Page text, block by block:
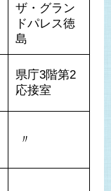
ザ・グラン
ドパレス徳
島
県庁3階第2
応接室
〃